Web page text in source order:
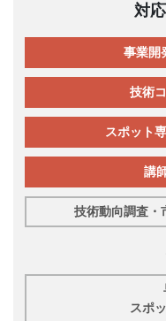
対
事業開
技術
スポット
講
技術動向調査・
スポ